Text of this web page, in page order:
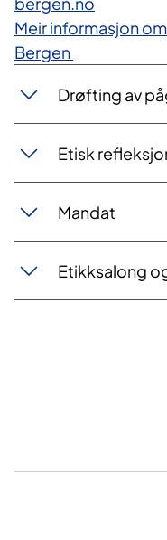
Meir informasjon
Bergen
Drøfting av
Etisk
Mandat
Etikksalong